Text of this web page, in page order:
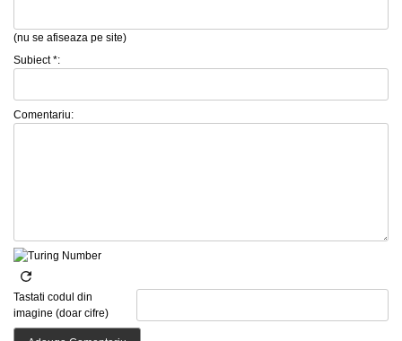
(nu se afiseaza pe site)
Subiect *:
Comentariu:
Tastati codul din
imagine (doar cifre)